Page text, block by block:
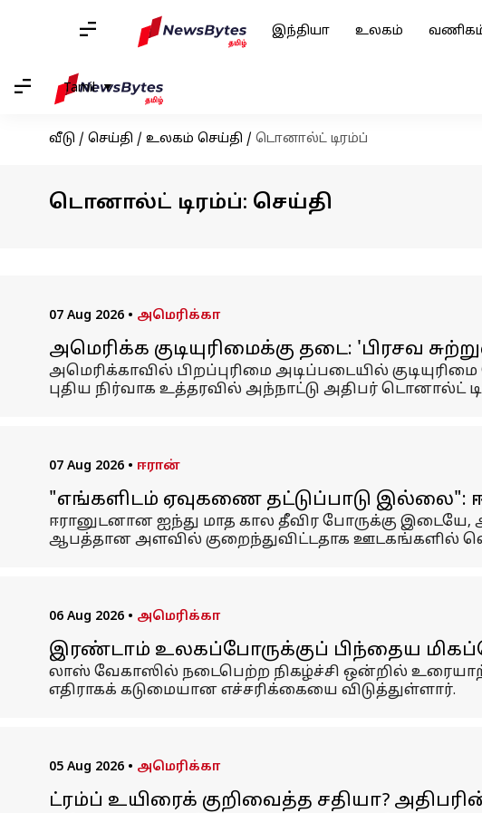
இந்தியா உலகம்
Tamil
வீடு / செய்தி / உலகம் செய்தி / டொனால்ட் டிரம்ப்
டொனால்ட் டிரம்ப்: செய்தி
07 Aug 2026 • அமெரிக்கா
அமெரிக்க குடியுரிமைக்கு தடை: 'பிரசவ
அமெரிக்காவில் பிறப்புரிமை அடிப்படையில்
புதிய நிர்வாக உத்தரவில் அந்நாட்டு அதிபர் டொனால்ட்
07 Aug 2026 • ஈரான்
"எங்களிடம் ஏவுகணை தட்டுப்பாடு இல்லை":
ஈரானுடனான ஐந்து மாத கால தீவிர போருக்கு
ஆபத்தான அளவில் குறைந்துவிட்டதாக ஊடகங்களில்
06 Aug 2026 • அமெரிக்கா
இரண்டாம் உலகப்போருக்குப் பிந்தைய
லாஸ் வேகாஸில் நடைபெற்ற நிகழ்ச்சி ஒன்றில்
எதிராகக் கடுமையான எச்சரிக்கையை விடுத்துள்ளார்.
05 Aug 2026 • அமெரிக்கா
ட்ரம்ப் உயிரைக் குறிவைத்த சதியா?